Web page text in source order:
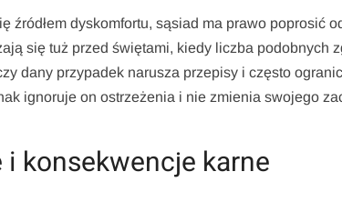
źródłem dyskomfortu, sąsiad ma prawo poprosić
się tuż przed świętami, kiedy liczba podobnych
dany przypadek narusza przepisy i często
ignoruje on ostrzeżenia i nie zmienia swojego
konsekwencje karne